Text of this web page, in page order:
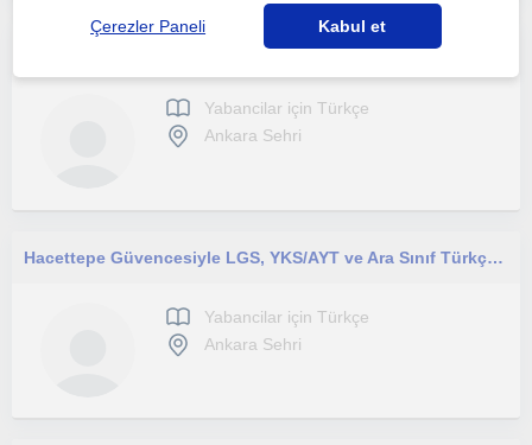
Türkçe /TYT-AYT-KPSS-ALES SINAVLARA HAZIRLIK
Yabancilar için Türkçe
Ankara Sehri
Hacettepe Güvencesiyle LGS, YKS/AYT ve Ara Sınıf Türkçe Dersleri
Yabancilar için Türkçe
Ankara Sehri
Çerezler Paneli Kabul et